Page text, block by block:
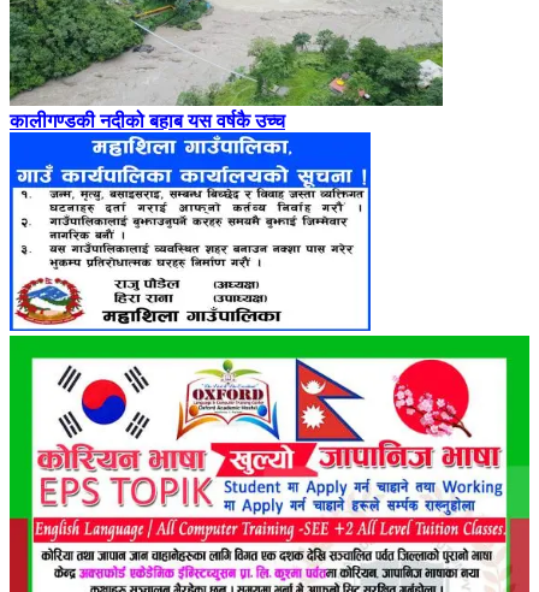
कालीगण्डकी नदीको बहाब यस वर्षकै उच्च